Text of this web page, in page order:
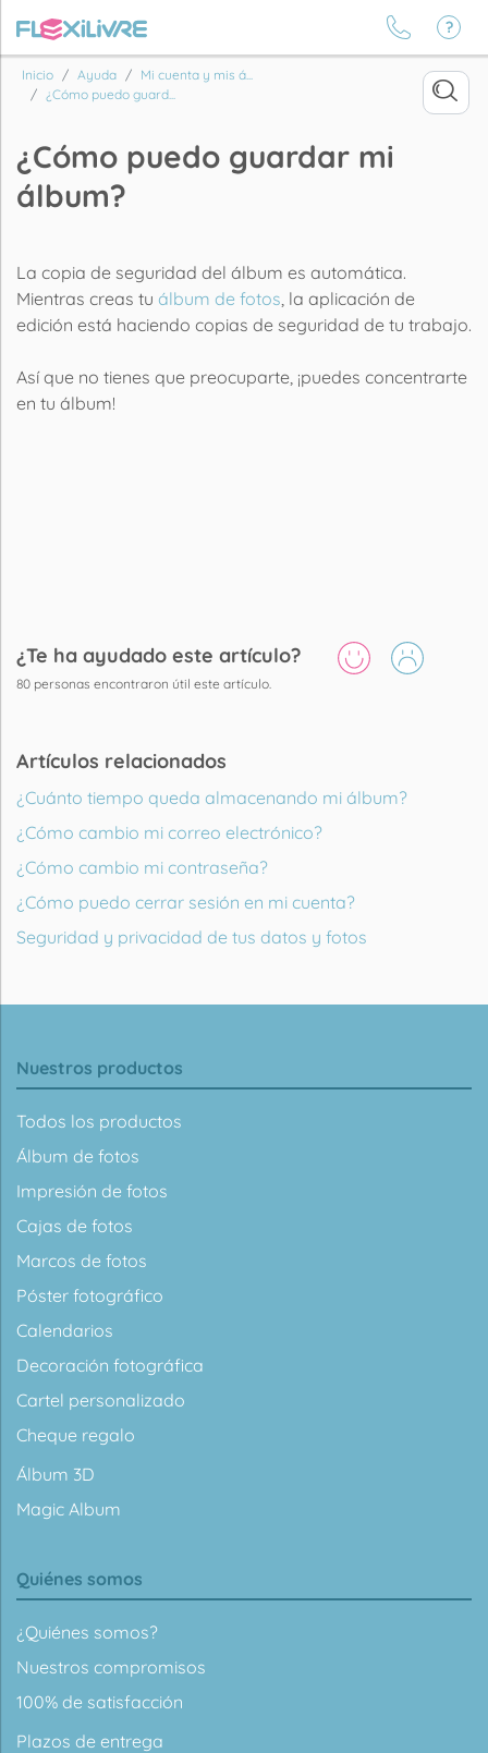
Inicio Ayuda
Mi cuenta y mis á...
¿Cómo puedo guard...
¿Cómo puedo guardar mi
álbum?
La copia de seguridad del álbum es automática.
Mientras creas tu álbum de fotos, la aplicación de
edición está haciendo copias de seguridad de tu trabajo.
Así que no tienes que preocuparte, ¡puedes concentrarte
en tu álbum!
¿Te ha ayudado este artículo?
80 personas encontraron útil este artículo.
Artículos relacionados
¿Cuánto tiempo queda almacenando mi álbum?
¿Cómo cambio mi correo electrónico?
¿Cómo cambio mi contraseña?
¿Cómo puedo cerrar sesión en mi cuenta?
Seguridad y privacidad de tus datos y fotos
Nuestros productos
Todos los productos
Álbum de fotos
Impresión de fotos
Cajas de fotos
Marcos de fotos
Póster fotográfico
Calendarios
Decoración fotográfica
Cartel personalizado
Cheque regalo
Álbum 3D
Magic Album
Quiénes somos
¿Quiénes somos?
Nuestros compromisos
100% de satisfacción
Plazos de entrega